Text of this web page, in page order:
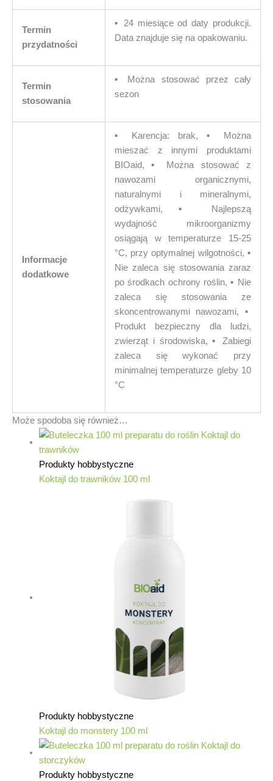
Termin
przydatności
▪︎ 24 miesiące od daty produkcji.
Data znajduje się na opakowaniu.
Termin
stosowania
▪︎ Można stosować przez cały
sezon
Informacje
dodatkowe
▪︎ Karencja: brak, ▪︎ Można
mieszać z innymi produktami
BIOaid, ▪︎ Można stosować z
nawozami organicznymi,
naturalnymi i mineralnymi,
odżywkami, ▪︎ Najlepszą
wydajność mikroorganizmy
osiągają w temperaturze 15-25
°C, przy optymalnej wilgotności, ▪︎
Nie zaleca się stosowania zaraz
po środkach ochrony roślin, ▪︎ Nie
zaleca się stosowania ze
skoncentrowanymi nawozami, ▪︎
Produkt bezpieczny dla ludzi,
zwierząt i środowiska, ▪︎ Zabiegi
zaleca się wykonać przy
minimalnej temperaturze gleby 10
°C
Może spodoba się również…
Produkty hobbystyczne
Koktajl do trawników 100 ml
Produkty hobbystyczne
Koktajl do monstery 100 ml
Produkty hobbystyczne